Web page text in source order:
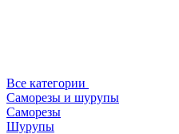
Все категории
Саморезы и шурупы
Саморезы
Шурупы